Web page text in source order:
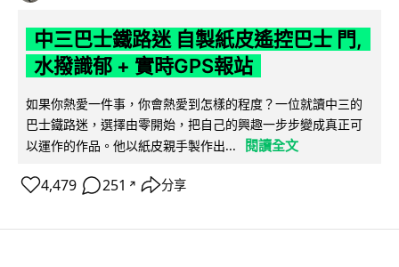
中三巴士鐵路迷 自製紙皮遙控巴士 門,
水撥識郁 + 實時GPS報站
如果你熱愛一件事，你會熱愛到怎樣的程度？一位就讀中三的
巴士鐵路迷，選擇由零開始，把自己的興趣一步步變成真正可
以運作的作品。他以紙皮親手製作出...
閱讀全文
4,479 251 ↗ 分享